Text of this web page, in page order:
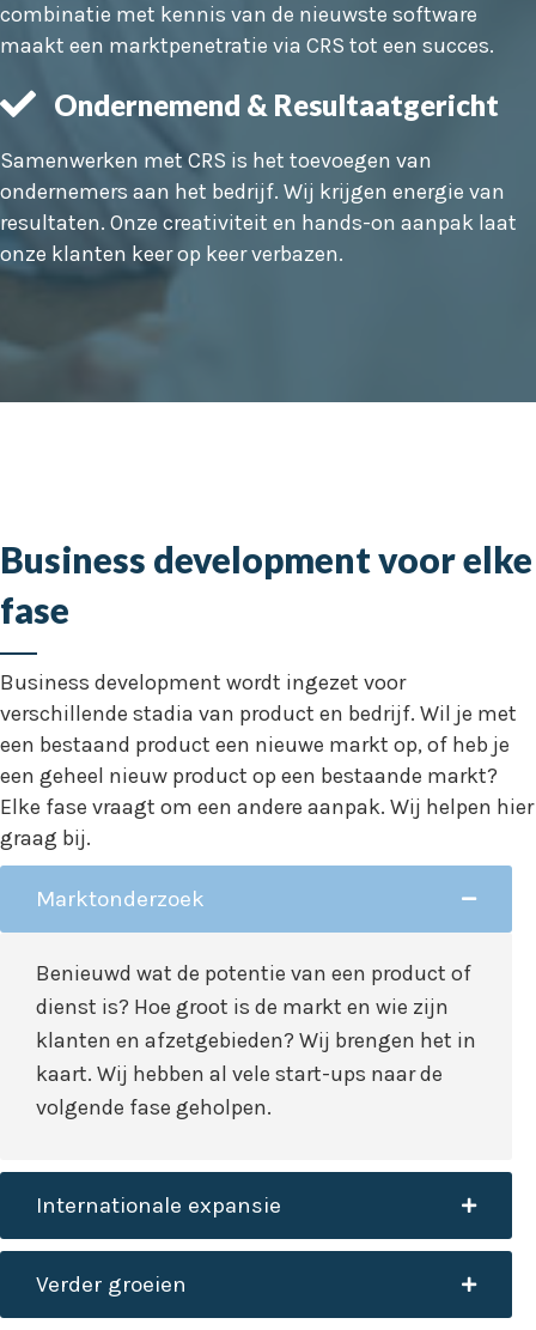
combinatie met kennis van de nieuwste software
maakt een marktpenetratie via CRS tot een succes.
Ondernemend & Resultaatgericht
Samenwerken met CRS is het toevoegen van
ondernemers aan het bedrijf. Wij krijgen energie van
resultaten. Onze creativiteit en hands-on aanpak laat
onze klanten keer op keer verbazen.
Business development voor elke
fase
Business development wordt ingezet voor
verschillende stadia van product en bedrijf. Wil je met
een bestaand product een nieuwe markt op, of heb je
een geheel nieuw product op een bestaande markt?
Elke fase vraagt om een andere aanpak. Wij helpen hier
graag bij.
Marktonderzoek
Benieuwd wat de potentie van een product of
dienst is? Hoe groot is de markt en wie zijn
klanten en afzetgebieden? Wij brengen het in
kaart. Wij hebben al vele start-ups naar de
volgende fase geholpen.
Internationale expansie
Verder groeien